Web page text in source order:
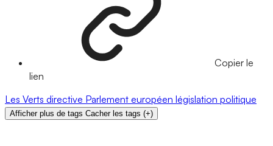
Copier le
lien
Les Verts directive Parlement européen législation politique
Afficher plus de tags Cacher les tags (+)